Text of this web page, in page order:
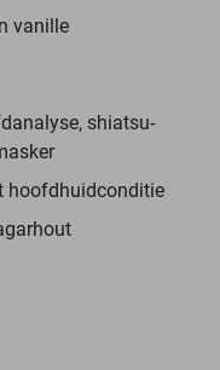
vanille
shiatsu-
hoofdhuidconditie